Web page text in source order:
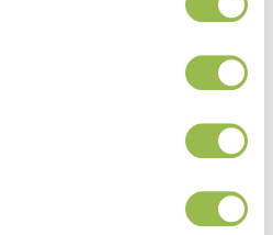
three to four guys
place of Parlor Boss.